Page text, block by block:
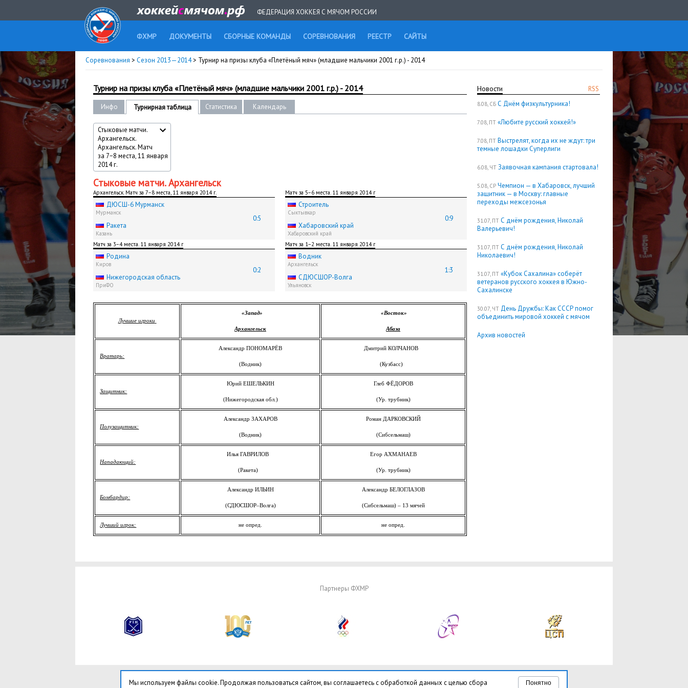
ФЕДЕРАЦИЯ ХОККЕЯ С МЯЧОМ РОССИИ
ФХМР ДОКУМЕНТЫ СБОРНЫЕ КОМАНДЫ СОРЕВНОВАНИЯ РЕЕСТР САЙТЫ
Соревнования > Сезон 2013—2014> Турнир на призы клуба «Плетёный мяч» (младшие мальчики 2001 г.р.) - 2014
RSS
Новости
8.08, СБ С Днём физкультурника!
7.08, ПТ «Любите русский хоккей!»
7.08, ПТ Выстрелят, когда их не ждут: три
темные лошадки Суперлиги
6.08, ЧТ Заявочная кампания стартовала!
5.08, СР Чемпион — в Хабаровск, лучший
защитник — в Москву: главные
переходы межсезонья
31.07, ПТ С днём рождения, Николай
Валерьевич!
31.07, ПТ С днём рождения, Николай
Николаевич!
31.07, ПТ «Кубок Сахалина» соберёт
ветеранов русского хоккея в Южно-
Сахалинске
30.07, ЧТ День Дружбы: Как СССР помог
объединить мировой хоккей с мячом
Архив новостей
Турнир на призы клуба «Плетёный мяч» (младшие мальчики 2001 г.р.) - 2014
Инфо Турнирная таблица Статистика Календарь
Стыковые матчи.
Архангельск.
Архангельск. Матч
за 7−8 места, 11 января
2014 г.
Стыковые матчи. Архангельск
Архангельск. Матч за 7−8 места, 11 января 2014 г.
ДЮСШ-6 Мурманск
Мурманск
0:5
Ракета
Казань
Матч за 5−6 места. 11 января 2014 г
Строитель
Сыктывкар
0:9
Хабаровский край
Хабаровский край
Матч за 3−4 места. 11 января 2014 г
Родина
Киров
0:2
Нижегородская область
ПриФО
Матч за 1−2 места. 11 января 2014 г
Водник
Архангельск
1:3
СДЮCШОР-Волга
Ульяновск
Лучшие игроки
«Запад»
Архангельск
«Восток»
Абаза
Вратарь:
Александр ПОНОМАРЁВ
(Водник)
Дмитрий КОЛЧАНОВ
(Кузбасс)
Защитник:
Юрий ЕШЕЛЬКИН
(Нижегородская обл.)
Глеб ФЁДОРОВ
(Ур. трубник)
Полузащитник:
Александр ЗАХАРОВ
(Водник)
Роман ДАРКОВСКИЙ
(Сибсельмаш)
Нападающий:
Илья ГАВРИЛОВ
(Ракета)
Егор АХМАНАЕВ
(Ур. трубник)
Бомбардир:
Александр ИЛЬИН
(СДЮСШОР–Волга)
Александр БЕЛОГЛАЗОВ
(Сибсельмаш) – 13 мячей
Лучший игрок: не опред. не опред.
Партнеры ФХМР
Понятно
Мы используем файлы cookie. Продолжая пользоваться сайтом, вы соглашаетесь с обработкой данных с целью сбора